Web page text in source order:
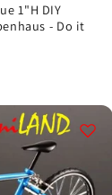
1"H DIY
- Do it